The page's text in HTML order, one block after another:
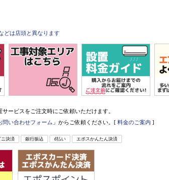
どは店頭と異なります
ービスをご注文時にご依頼いただけます。
問い合わせフォーム 」からご依頼ください。[ 料金のご案内 ]
ニ決済 銀行振込 d払い エポスかんたん決済